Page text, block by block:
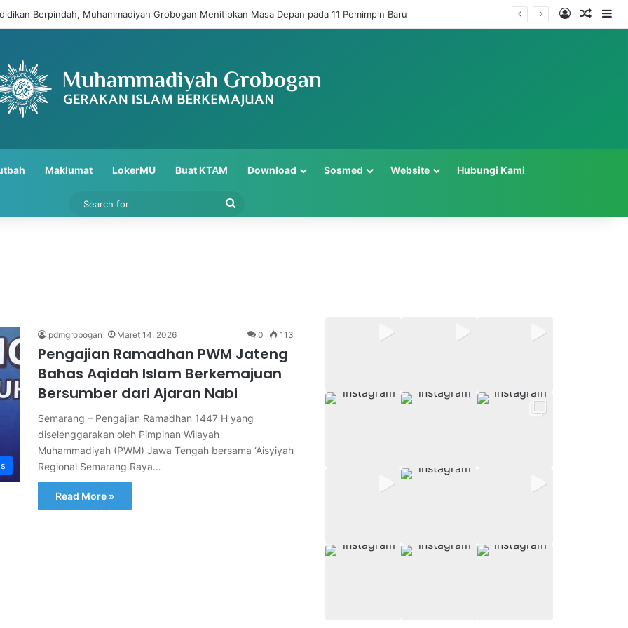
Berpindah, Muhammadiyah Grobogan Menitipkan Masa Depan pada 11 Pemimpin Baru Log In
Maklumat LokerMU Buat KTAM Download Sosmed Website Hubungi Kami
pdmgrobogan Maret 14, 2026 0 113
Pengajian Ramadhan PWM Jateng
Bahas Aqidah Islam Berkemajuan
Bersumber dari Ajaran Nabi
Semarang – Pengajian Ramadhan 1447 H yang
diselenggarakan oleh Pimpinan Wilayah
Muhammadiyah (PWM) Jawa Tengah bersama ‘Aisyiyah
Regional Semarang Raya…
Read More »